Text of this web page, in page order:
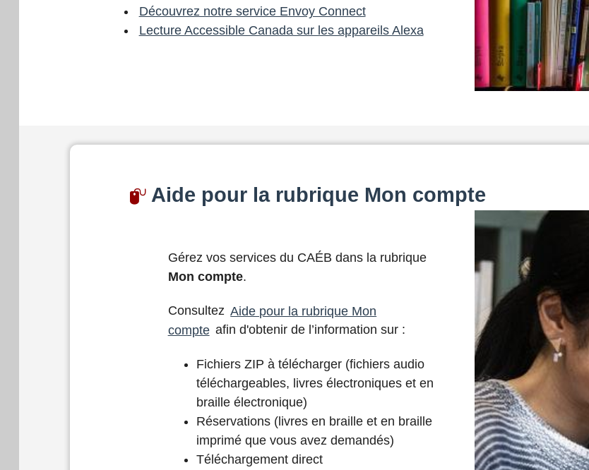
Découvrez notre service Envoy Connect
Lecture Accessible Canada sur les appareils Alexa
Aide pour la rubrique Mon compte
Gérez vos services du CAÉB dans la rubrique
Mon compte.
Consultez Aide pour la rubrique Mon
compte afin d'obtenir de l’information sur :
Fichiers ZIP à télécharger (fichiers audio
téléchargeables, livres électroniques et en
braille électronique)
Réservations (livres en braille et en braille
imprimé que vous avez demandés)
Téléchargement direct